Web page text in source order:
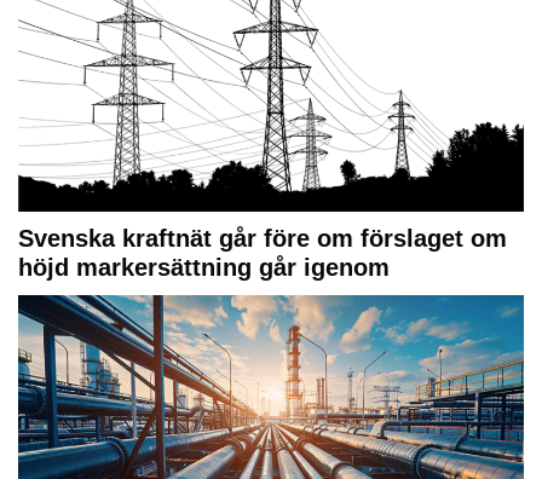
Svenska kraftnät går före om förslaget om
höjd markersättning går igenom